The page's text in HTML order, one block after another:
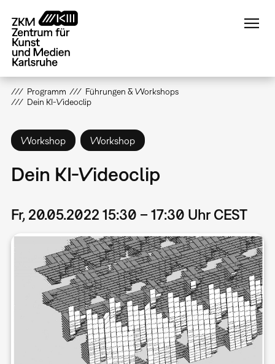
zum
Inhalt
Programm
Führungen & Workshops
Dein KI-Videoclip
Workshop Workshop
Dein KI-Videoclip
Fr, 20.05.2022 15:30 – 17:30 Uhr CEST